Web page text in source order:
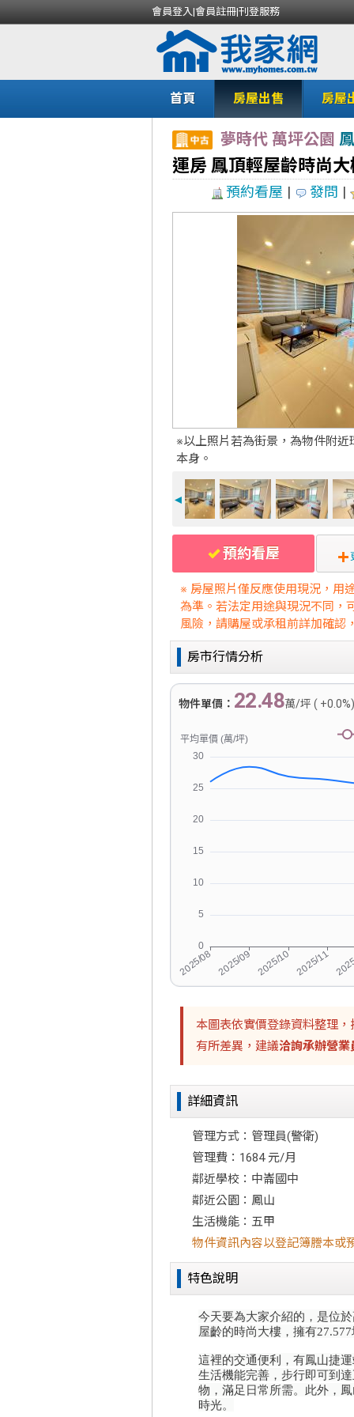
會員登入|會員註冊|刊登服務
首頁 房屋出售 房屋
夢時代 萬坪公園
運房 鳳頂輕屋齡時尚
預約看屋 | 發問 |
※以上照片若為街景，為物件附近
本身。
◄
預約看屋
※ 房屋照片僅反應使用現況，用
為準。若法定用途與現況不同，
風險，請購屋或承租前詳加確認
房市行情分析
物件單價： 22.48萬/坪 (
本圖表依實價登錄資料整理
有所差異，建議洽詢承辦營業
詳細資訊
管理方式：管理員(警衛)
管理費：1684 元/月
鄰近學校：中崙國中
鄰近公園：鳳山
生活機能：五甲
物件資訊內容以登記簿謄本或
特色說明